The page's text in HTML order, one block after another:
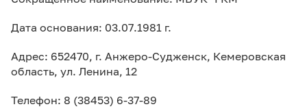
Дата основания: 03.07.1981 г.
Адрес: 652470, г. Анжеро-Судженск, Кемеровская
область, ул. Ленина, 12
Телефон: 8 (38453) 6-37-89